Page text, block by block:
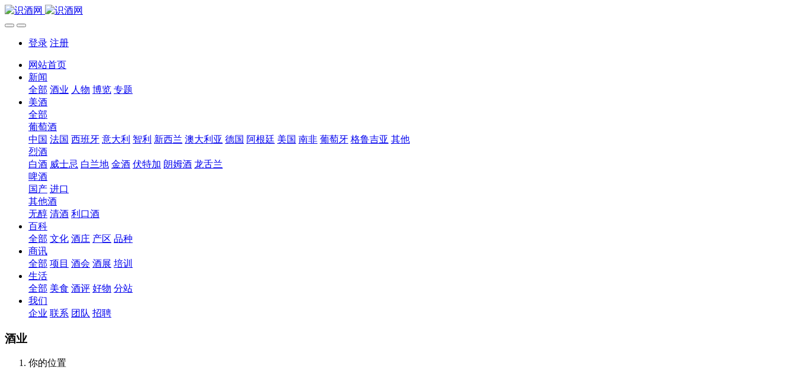
登录 注册
网站首页
新闻
全部 酒业 人物 博览 专题
美酒
全部
葡萄酒
中国 法国 西班牙 意大利 智利 新西兰 澳大利亚 德国 阿根廷 美国 南非 葡萄牙 格鲁吉亚 其他
烈酒
白酒 威士忌 白兰地 金酒 伏特加 朗姆酒 龙舌兰
啤酒
国产 进口
其他酒
无醇 清酒 利口酒
百科
全部 文化 酒庄 产区 品种
商讯
全部 项目 酒会 酒展 培训
生活
全部 美食 酒评 好物 分站
我们
企业 联系 团队 招聘
酒业
你的位置